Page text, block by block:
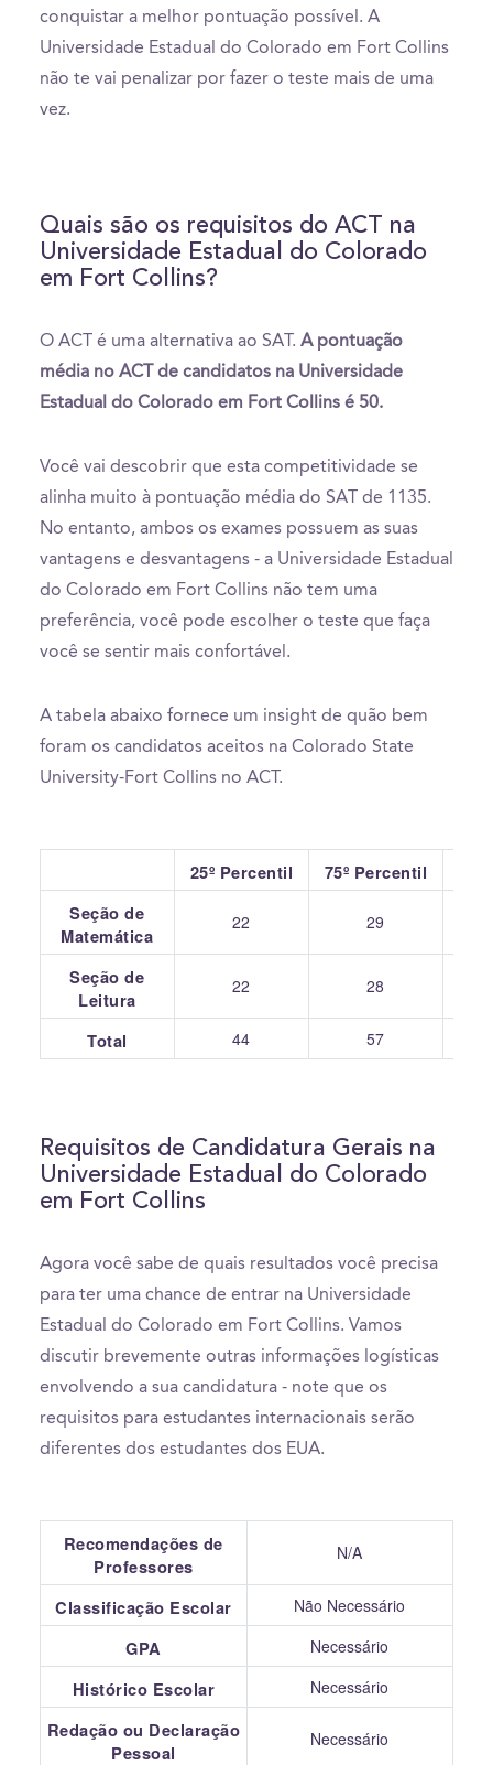
conquistar a melhor pontuação possível. A
Universidade Estadual do Colorado em Fort Collins
não te vai penalizar por fazer o teste mais de uma
vez.
Quais são os requisitos do ACT na
Universidade Estadual do Colorado
em Fort Collins?
O ACT é uma alternativa ao SAT. A pontuação
média no ACT de candidatos na Universidade
Estadual do Colorado em Fort Collins é 50.
Você vai descobrir que esta competitividade se
alinha muito à pontuação média do SAT de 1135.
No entanto, ambos os exames possuem as suas
vantagens e desvantagens - a Universidade Estadual
do Colorado em Fort Collins não tem uma
preferência, você pode escolher o teste que faça
você se sentir mais confortável.
A tabela abaixo fornece um insight de quão bem
foram os candidatos aceitos na Colorado State
University-Fort Collins no ACT.
25º Percentil 75º Percentil
Seção de
Matemática
22 29
Seção de
Leitura
22 28
Total 44 57
Requisitos de Candidatura Gerais na
Universidade Estadual do Colorado
em Fort Collins
Agora você sabe de quais resultados você precisa
para ter uma chance de entrar na Universidade
Estadual do Colorado em Fort Collins. Vamos
discutir brevemente outras informações logísticas
envolvendo a sua candidatura - note que os
requisitos para estudantes internacionais serão
diferentes dos estudantes dos EUA.
Recomendações de
Professores
N/A
Classificação Escolar Não Necessário
GPA Necessário
Histórico Escolar Necessário
Redação ou Declaração
Pessoal
Necessário